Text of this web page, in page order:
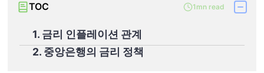
TOC 1mn read
1. 금리 인플레이션 관계
2. 중앙은행의 금리 정책